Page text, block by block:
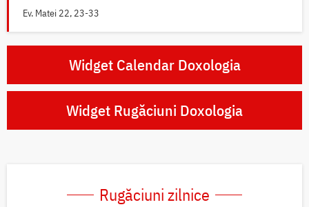
Ev. Matei 22, 23-33
Widget Calendar Doxologia
Widget Rugăciuni Doxologia
Rugăciuni zilnice